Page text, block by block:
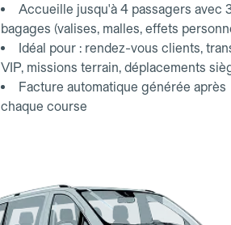
Accueille jusqu'à 4 passagers avec
bagages (valises, malles, effets
Idéal pour : rendez-vous clients,
VIP, missions terrain, déplacements
Facture automatique générée après
chaque course